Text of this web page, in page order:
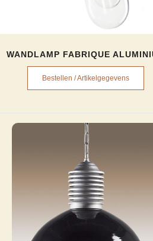
WANDLAMP FABRIQUE
Bestellen / Artikelgegevens